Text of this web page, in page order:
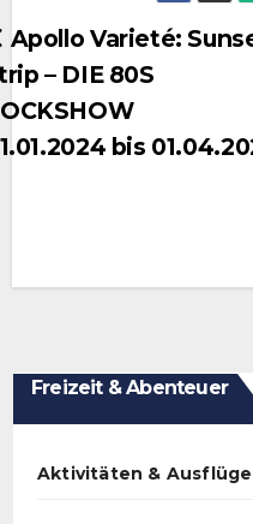
Apollo Varieté:
– DIE 80S
bis
Freizeit & Abenteuer
Aktivitäten & Ausflüge